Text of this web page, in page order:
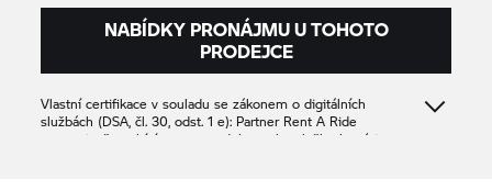
NABÍDKY PRONÁJMU U TOHOTO
PRODEJCE
Vlastní certifikace v souladu se zákonem o digitálních
službách (DSA, čl. 30, odst. 1 e): Partner Rent A Ride
potvrzuje, že nabízí pouze produkty nebo služby, které jsou v